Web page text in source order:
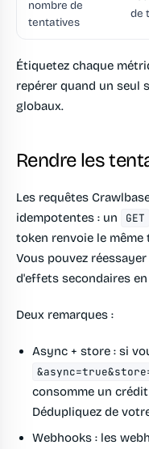
nombre de
tentatives
de
Étiquetez chaque
repérer quand un seul
globaux.
Rendre les
Les requêtes
idempotentes : un
GET
token renvoie le
Vous pouvez
d'effets secondaires
Deux remarques :
Async + store : si
consomme un
Dédupliquez de
Webhooks : les